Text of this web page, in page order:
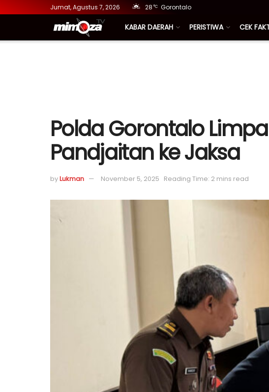
Jumat, Agustus 7, 2026 28 °C Gorontalo
KABAR DAERAH PERISTIWA CEK
Polda Gorontalo
Pandjaitan ke Jaksa
byLukman November 5, 2025 Reading Time: 2 mins read